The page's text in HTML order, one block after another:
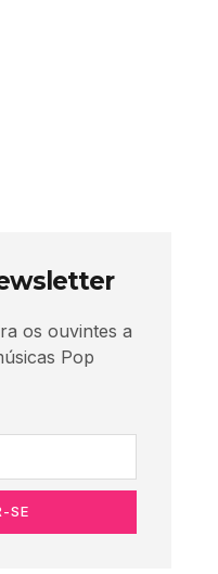
os ouvintes a
Pop
SE